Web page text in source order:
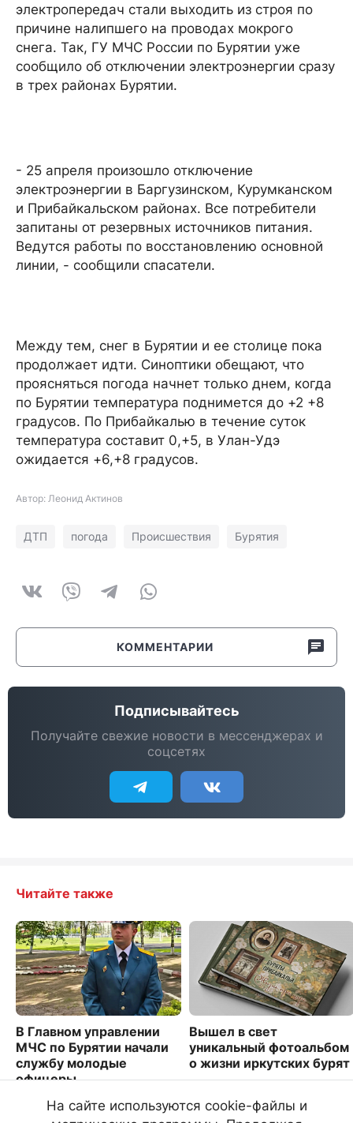
электропередач стали выходить из строя по
причине налипшего на проводах мокрого
снега. Так, ГУ МЧС России по Бурятии уже
сообщило об отключении электроэнергии сразу
в трех районах Бурятии.
- 25 апреля произошло отключение
электроэнергии в Баргузинском, Курумканском
и Прибайкальском районах. Все потребители
запитаны от резервных источников питания.
Ведутся работы по восстановлению основной
линии, - сообщили спасатели.
Между тем, снег в Бурятии и ее столице пока
продолжает идти. Синоптики обещают, что
проясняться погода начнет только днем, когда
по Бурятии температура поднимется до +2 +8
градусов. По Прибайкалью в течение суток
температура составит 0,+5, в Улан-Удэ
ожидается +6,+8 градусов.
Автор: Леонид Актинов
ДТП погода Происшествия Бурятия
КОММЕНТАРИИ
Подписывайтесь
Получайте свежие новости в мессенджерах и
соцсетях
Читайте также
В Главном управлении
МЧС по Бурятии начали
службу молодые
офицеры
4394
Вышел в свет
уникальный фотоальбом
о жизни иркутских бурят
На сайте используются cookie-файлы и